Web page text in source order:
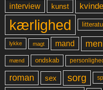
interview kunst kvinde
kærlighed
lykke magt mand
mænd ondskab
roman sex sorg